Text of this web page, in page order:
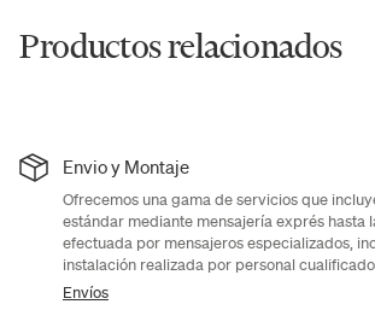
Productos relacionados
Envio y Montaje
Ofrecemos una gama de servicios que
estándar mediante mensajería exprés hasta
efectuada por mensajeros especializados,
instalación realizada por personal
Envíos